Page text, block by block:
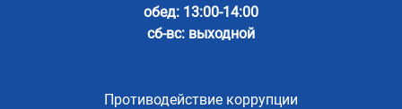
обед: 13:00-14:00
сб-вс: выходной
Противодействие коррупции